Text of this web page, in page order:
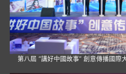
第八屆 “講好中國故事” 創意傳播國際